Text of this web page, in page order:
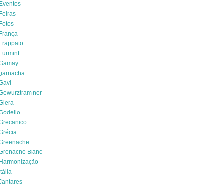
Eventos
Feiras
Fotos
França
Frappato
Furmint
Blanc
Harmonização
Itália